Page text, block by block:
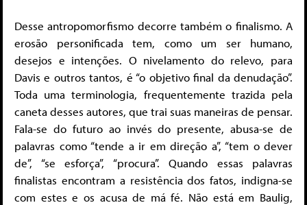
Desse antropomorfismo decorre também o finalismo. A
erosão personificada tem, como um ser humano,
desejos e intenções. O nivelamento do relevo, para
Davis e outros tantos, é “o objetivo final da denudação”.
Toda uma terminologia, frequentemente trazida pela
caneta desses autores, que trai suas maneiras de pensar.
Fala-se do futuro ao invés do presente, abusa-se de
palavras como “tende a ir em direção a”, “tem o dever
de”, “se esforça”, “procura”. Quando essas palavras
finalistas encontram a resistência dos fatos, indigna-se
com estes e os acusa de má fé. Não está em Baulig,